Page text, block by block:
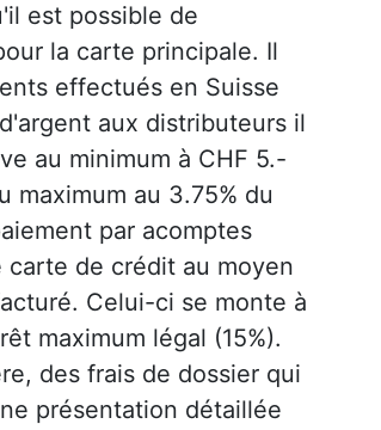
est possible de
la carte principale. Il
effectués en Suisse
aux distributeurs il
au minimum à CHF 5.-
maximum au 3.75% du
par acomptes
de crédit au moyen
Celui-ci se monte à
maximum légal (15%).
des frais de dossier qui
présentation détaillée